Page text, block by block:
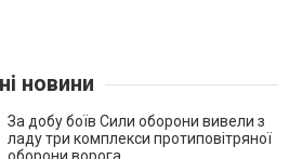
новини
За добу боїв Сили оборони вивели з
ладу три комплекси протиповітряної